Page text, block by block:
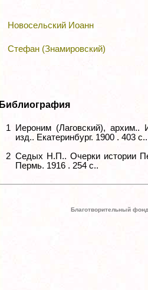
Новосельский Иоанн
Стефан (Знамировский)
Библиография
1
Иероним (Лаговский), архим..
изд.. Екатеринбург. 1900 . 403 с..
2 Седых Н.П.. Очерки истории
Пермь. 1916 . 254 с..
Благотворительный